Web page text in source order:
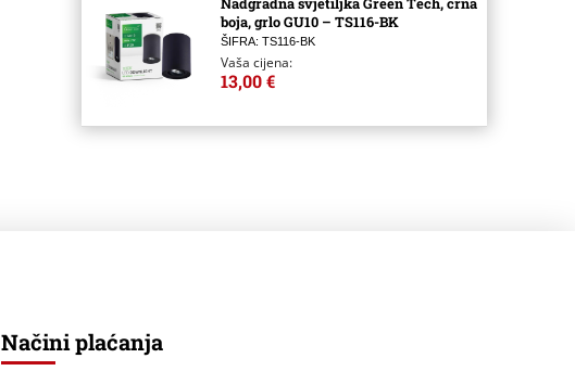
boja, grlo GU10 – TS116-BK
ŠIFRA: TS116-BK
Vaša cijena:
13,00 €
Načini plaćanja